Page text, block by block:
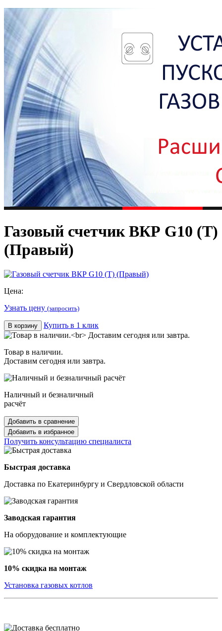
Газовый счетчик ВКР G10 (T)
(Правый)
Цена:
Узнать цену (запросить)
В корзину Купить в 1 клик
Товар в наличии.
Доставим сегодня или завтра.
Наличный и безналичный
расчёт
Добавить в сравнение
Добавить в избранное
Получить консультацию специалиста
Быстрая доставка
Доставка по Екатеринбургу и Свердловской области
Заводская гарантия
На оборудование и комплектующие
10% скидка на монтаж
Установка газовых котлов